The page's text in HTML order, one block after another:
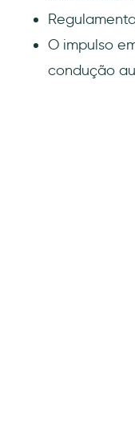
O impulso
condução